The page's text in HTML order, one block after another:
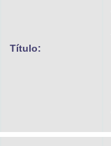
Título: